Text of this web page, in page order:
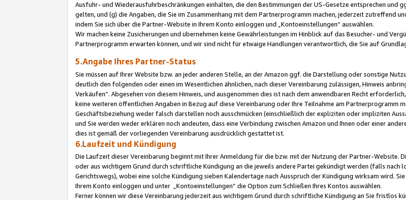
Ausfuhr- und Wiederausfuhrbeschränkungen einhalten, die den Bestimmungen der US-Gesetze entsprechen und
gelten, und (g) die Angaben, die Sie im Zusammenhang mit dem Partnerprogramm machen, jederzeit zutreffend
indem Sie sich über die Partner-Website in Ihrem Konto einloggen und „Kontoeinstellungen“ auswählen.
Wir machen keine Zusicherungen und übernehmen keine Gewährleistungen im Hinblick auf das Besucher- und
Partnerprogramm erwarten können, und wir sind nicht für etwaige Handlungen verantwortlich, die Sie auf
5.Angabe Ihres Partner-Status
Sie müssen auf Ihrer Website bzw. an jeder anderen Stelle, an der Amazon ggf. die Darstellung oder sonstige
deutlich den folgenden oder einen im Wesentlichen ähnlichen, nach dieser Vereinbarung zulässigen, Hinweis
Verkäufen“. Abgesehen von diesem Hinweis, und ausgenommen dies ist nach dem anwendbaren Recht
keine weiteren öffentlichen Angaben in Bezug auf diese Vereinbarung oder Ihre Teilnahme am Partnerprogramm
Geschäftsbeziehung weder falsch darstellen noch ausschmücken (einschließlich der expliziten oder impliziten
und Sie werden weder erklären noch andeuten, dass eine Verbindung zwischen Amazon und Ihnen oder einer
dies ist gemäß der vorliegenden Vereinbarung ausdrücklich gestattet ist.
6.Laufzeit und Kündigung
Die Laufzeit dieser Vereinbarung beginnt mit Ihrer Anmeldung für die bzw. mit der Nutzung der Partner-Website.
oder aus wichtigem Grund durch schriftliche Kündigung an die jeweils andere Partei gekündigt werden (falls nach
Gerichtswegs), wobei eine solche Kündigung sieben Kalendertage nach Ausspruch der Kündigung wirksam wird.
Ihrem Konto einloggen und unter „Kontoeinstellungen“ die Option zum Schließen Ihres Kontos auswählen.
Ferner können wir diese Vereinbarung jederzeit aus wichtigem Grund durch schriftliche Kündigung an Sie fristlos